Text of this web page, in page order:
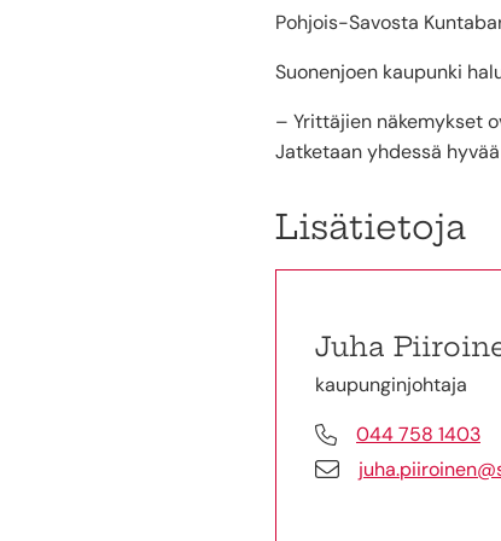
Pohjois-Savosta
Suonenjoen kaupunki
– Yrittäjien näkemykset
Jatketaan yhdessä
Lisätietoja
Juha
kaupunginjohtaja
044 758 1403